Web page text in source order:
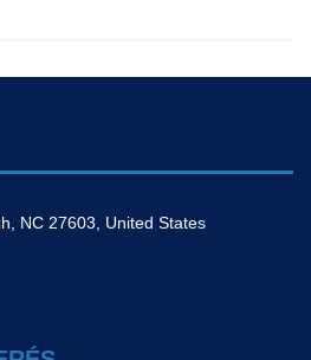
NC 27603, United States